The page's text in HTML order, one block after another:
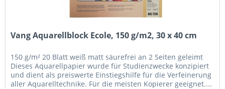
Vang Aquarellblock Ecole, 150 g/m2, 30 x 40 cm
150 g/m² 20 Blatt weiß matt säurefrei an 2 Seiten geleimt
Dieses Aquarellpapier wurde für Studienzwecke konzipiert
und dient als preiswerte Einstiegshilfe für die Verfeinerung
aller Aquarelltechnike. Für die meisten Kopierer geeignet....